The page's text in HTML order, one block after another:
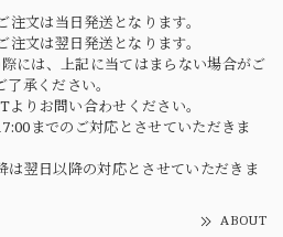
注文は当日発送となります。
注文は翌日発送となります。
には、上記に当てはまらない場合がご
了承ください。
りお問い合わせください。
までのご対応とさせていただきま
は翌日以降の対応とさせていただきま
ABOUT